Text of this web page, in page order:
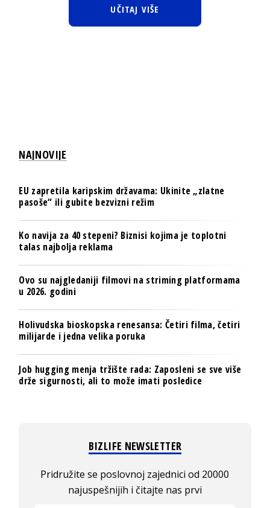
UČITAJ VIŠE
NAJNOVIJE
EU zapretila karipskim državama: Ukinite „zlatne
pasoše“ ili gubite bezvizni režim
Ko navija za 40 stepeni? Biznisi kojima je toplotni
talas najbolja reklama
Ovo su najgledaniji filmovi na striming platformama
u 2026. godini
Holivudska bioskopska renesansa: Četiri filma, četiri
milijarde i jedna velika poruka
Job hugging menja tržište rada: Zaposleni se sve više
drže sigurnosti, ali to može imati posledice
BIZLIFE NEWSLETTER
Pridružite se poslovnoj zajednici od 20000
najuspešnijih i čitajte nas prvi